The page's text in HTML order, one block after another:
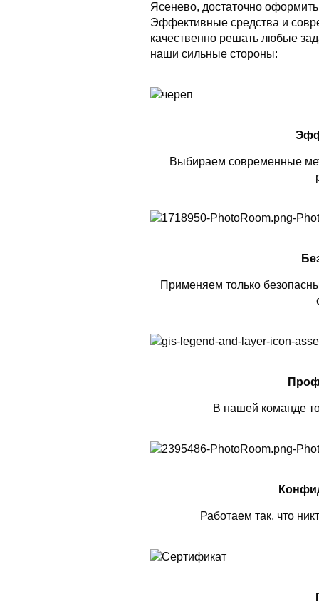
Ясенево, достаточно
Эффективные средства и
качественно решать любые
наши сильные стороны:
Выбираем современные
Применяем только
В нашей команде
Работаем так, что